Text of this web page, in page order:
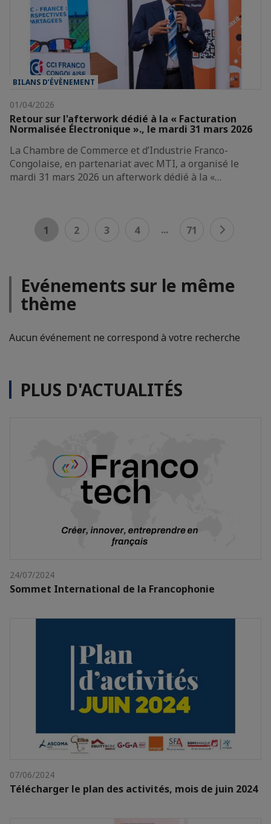
BILANS D’ÉVÈNEMENT
01/04/2026
Retour sur l'afterwork dédié à la « Facturation
Normalisée Électronique »., le mardi 31 mars 2026
La Chambre de Commerce et d’Industrie Franco-
Congolaise, en partenariat avec MTI, a organisé le
mardi 31 mars 2026 un afterwork dédié à la «…
1 2 3 4 ... 71
Evénements sur le même
thème
Aucun événement ne correspond à votre recherche
PLUS D'ACTUALITÉS
24/07/2024
Sommet International de la Francophonie
07/06/2024
Télécharger le plan des activités, mois de juin 2024